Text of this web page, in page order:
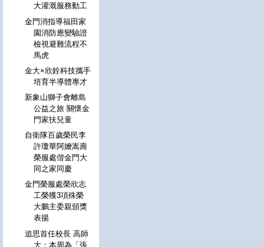
大灌溉服務動工
金門消指導福田家
園消防應變驗證
檢視避難流程不
馬虎
金大×欣銓科技攜手
培育半導體專才
新象山獅子會離島
公益之旅 關懷金
門家扶兒童
自衛隊百歲榮民李
許瓊華阿嬤嵩壽
榮服處偕金門大
同之家同慶
金門榮服處榮欣志
工榮獲3項殊榮
大鵬主委親頒獎
表揚
追思首任校長 高師
大：本周為「張